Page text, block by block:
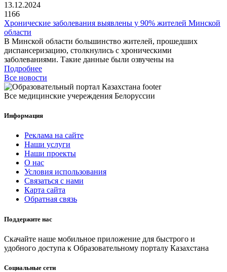
13.12.2024
1166
Хронические заболевания выявлены у 90% жителей Минской
области
В Минской области большинство жителей, прошедших
диспансеризацию, столкнулись с хроническими
заболеваниями. Такие данные были озвучены на
Подробнее
Все новости
Все медицинские учереждения Белоруссии
Информация
Реклама на сайте
Наши услуги
Наши проекты
О нас
Условия использования
Связаться с нами
Карта сайта
Обратная связь
Поддержите нас
Скачайте наше мобильное приложение для быстрого и
удобного доступа к Образовательному порталу Казахстана
Социальные сети